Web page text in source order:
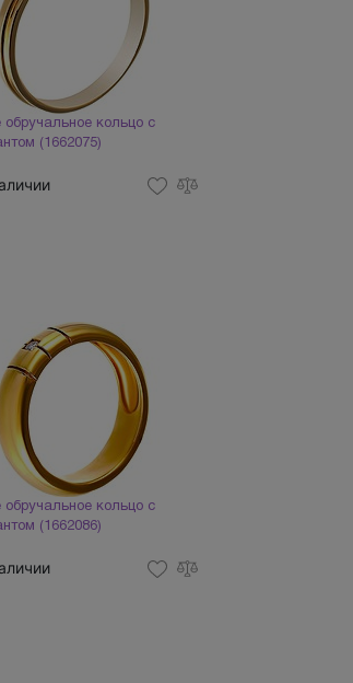
обручальное кольцо с
(1662075)
обручальное кольцо с
(1662086)